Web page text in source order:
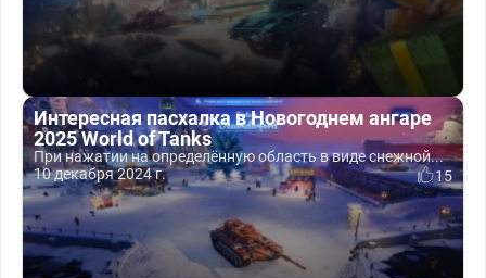
Интересная пасхалка в Новогоднем ангаре
2025 World of Tanks
При нажатии на определённую область в виде снежной...
10 декабря 2024 г.
15